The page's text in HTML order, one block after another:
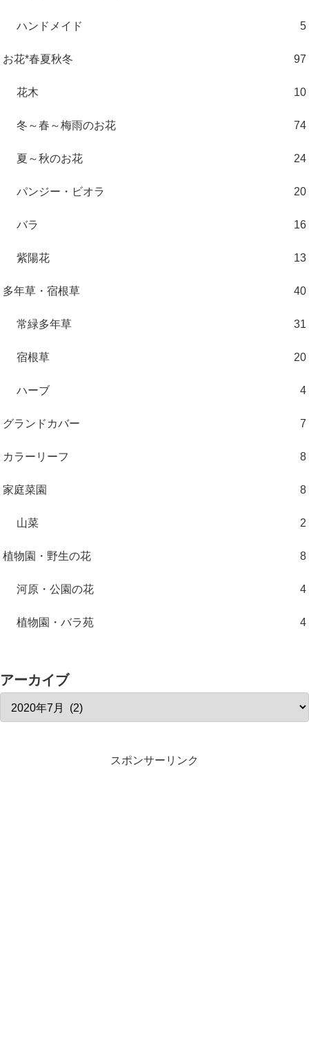
ハンドメイド 5
お花*春夏秋冬 97
花木 10
冬～春～梅雨のお花 74
夏～秋のお花 24
パンジー・ビオラ 20
バラ 16
紫陽花 13
多年草・宿根草 40
常緑多年草 31
宿根草 20
ハーブ 4
グランドカバー 7
カラーリーフ 8
家庭菜園 8
山菜 2
植物園・野生の花 8
河原・公園の花 4
植物園・バラ苑 4
アーカイブ
スポンサーリンク